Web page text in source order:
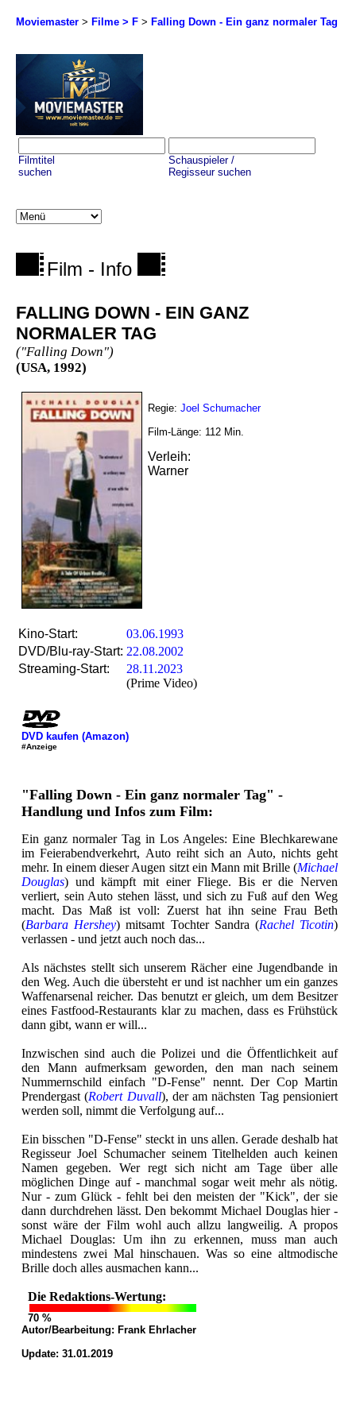
Moviemaster > Filme > F > Falling Down - Ein ganz normaler Tag
Filmtitel
suchen
Schauspieler /
Regisseur suchen
Film - Info
FALLING DOWN - EIN GANZ
NORMALER TAG
("Falling Down")
(USA, 1992)
Regie: Joel Schumacher
Film-Länge: 112 Min.
Verleih:
Warner
Kino-Start:
03.06.1993
DVD/Blu-ray-Start: 22.08.2002
Streaming-Start:
28.11.2023
(Prime Video)
DVD kaufen (Amazon)
#Anzeige
"Falling Down - Ein ganz normaler Tag" -
Handlung und Infos zum Film:
Ein ganz normaler Tag in Los Angeles: Eine Blechkarewane
im Feierabendverkehrt, Auto reiht sich an Auto, nichts geht
mehr. In einem dieser Augen sitzt ein Mann mit Brille (Michael
Douglas) und kämpft mit einer Fliege. Bis er die Nerven
verliert, sein Auto stehen lässt, und sich zu Fuß auf den Weg
macht. Das Maß ist voll: Zuerst hat ihn seine Frau Beth
(Barbara Hershey) mitsamt Tochter Sandra (Rachel Ticotin)
verlassen - und jetzt auch noch das...
Als nächstes stellt sich unserem Rächer eine Jugendbande in
den Weg. Auch die übersteht er und ist nachher um ein ganzes
Waffenarsenal reicher. Das benutzt er gleich, um dem Besitzer
eines Fastfood-Restaurants klar zu machen, dass es Frühstück
dann gibt, wann er will...
Inzwischen sind auch die Polizei und die Öffentlichkeit auf
den Mann aufmerksam geworden, den man nach seinem
Nummernschild einfach "D-Fense" nennt. Der Cop Martin
Prendergast (Robert Duvall), der am nächsten Tag pensioniert
werden soll, nimmt die Verfolgung auf...
Ein bisschen "D-Fense" steckt in uns allen. Gerade deshalb hat
Regisseur Joel Schumacher seinem Titelhelden auch keinen
Namen gegeben. Wer regt sich nicht am Tage über alle
möglichen Dinge auf - manchmal sogar weit mehr als nötig.
Nur - zum Glück - fehlt bei den meisten der "Kick", der sie
dann durchdrehen lässt. Den bekommt Michael Douglas hier -
sonst wäre der Film wohl auch allzu langweilig. A propos
Michael Douglas: Um ihn zu erkennen, muss man auch
mindestens zwei Mal hinschauen. Was so eine altmodische
Brille doch alles ausmachen kann...
Die Redaktions-Wertung:
70 %
Autor/Bearbeitung: Frank Ehrlacher
Update: 31.01.2019